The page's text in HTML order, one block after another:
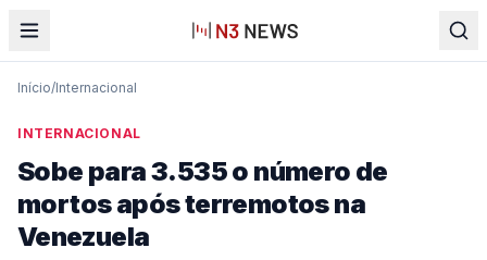
Início/Internacional
INTERNACIONAL
Sobe para 3.535 o número de
mortos após terremotos na
Venezuela